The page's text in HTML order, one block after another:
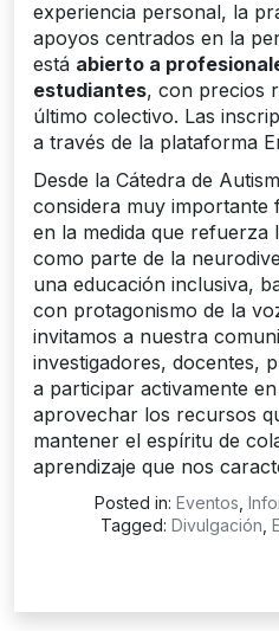
experiencia personal, la
apoyos centrados en la
está abierto a
estudiantes, con precios
último colectivo. Las
a través de la plataforma
Desde la Cátedra de
considera muy importante
en la medida que refuerza
como parte de la
una educación inclusiva,
con protagonismo de la
invitamos a nuestra
investigadores, docentes,
a participar activamente
aprovechar los recursos
mantener el espíritu de
aprendizaje que nos
Posted in: Eventos
Tagged: Divulgación